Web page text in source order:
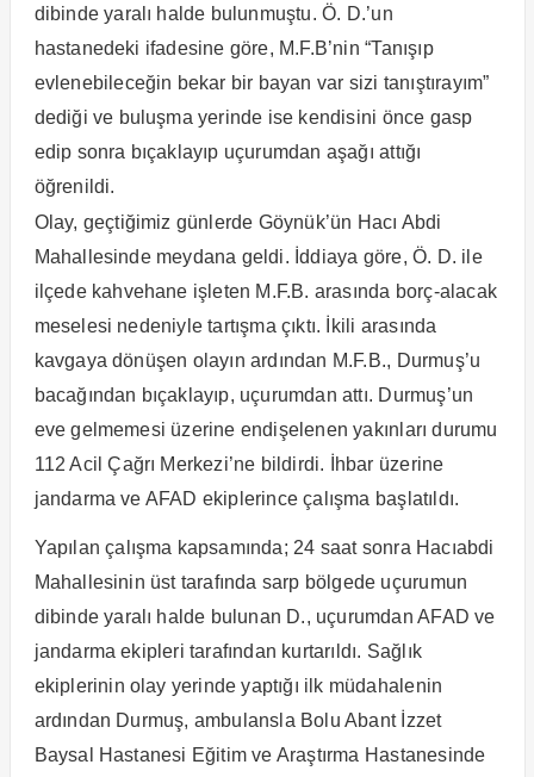
dibinde yaralı halde bulunmuştu. Ö. D.’un
hastanedeki ifadesine göre, M.F.B’nin “Tanışıp
evlenebileceğin bekar bir bayan var sizi tanıştırayım”
dediği ve buluşma yerinde ise kendisini önce gasp
edip sonra bıçaklayıp uçurumdan aşağı attığı
öğrenildi.
Olay, geçtiğimiz günlerde Göynük’ün Hacı Abdi
Mahallesinde meydana geldi. İddiaya göre, Ö. D. ile
ilçede kahvehane işleten M.F.B. arasında borç-alacak
meselesi nedeniyle tartışma çıktı. İkili arasında
kavgaya dönüşen olayın ardından M.F.B., Durmuş’u
bacağından bıçaklayıp, uçurumdan attı. Durmuş’un
eve gelmemesi üzerine endişelenen yakınları durumu
112 Acil Çağrı Merkezi’ne bildirdi. İhbar üzerine
jandarma ve AFAD ekiplerince çalışma başlatıldı.
Yapılan çalışma kapsamında; 24 saat sonra Hacıabdi
Mahallesinin üst tarafında sarp bölgede uçurumun
dibinde yaralı halde bulunan D., uçurumdan AFAD ve
jandarma ekipleri tarafından kurtarıldı. Sağlık
ekiplerinin olay yerinde yaptığı ilk müdahalenin
ardından Durmuş, ambulansla Bolu Abant İzzet
Baysal Hastanesi Eğitim ve Araştırma Hastanesinde